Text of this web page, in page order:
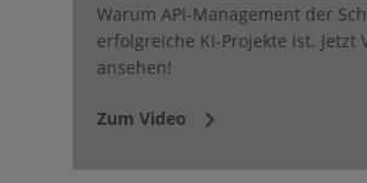
Warum API-Management der
erfolgreiche KI-Projekte ist. Jetzt
ansehen!
Zum Video